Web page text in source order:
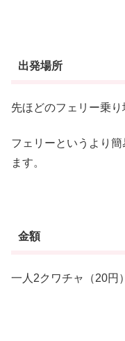
出発場所
先ほどのフェリー乗り
フェリーというより
ます。
金額
一人2クワチャ（20円）